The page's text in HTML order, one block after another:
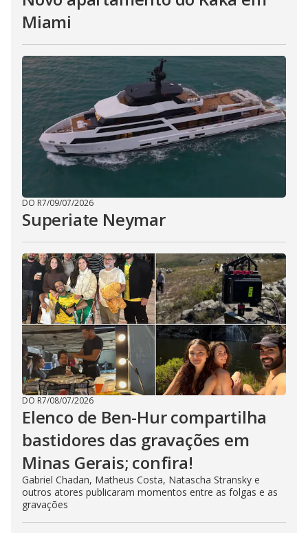
Miami
DO R7/09/07/2026
Superiate Neymar
DO R7/08/07/2026
Elenco de Ben-Hur compartilha
bastidores das gravações em
Minas Gerais; confira!
Gabriel Chadan, Matheus Costa, Natascha Stransky e
outros atores publicaram momentos entre as folgas e as
gravações